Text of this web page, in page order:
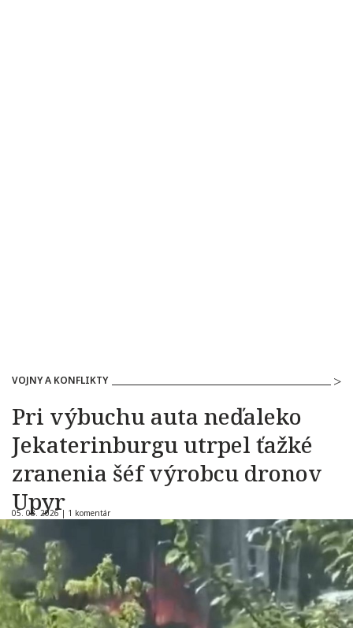
VOJNY A KONFLIKTY
Pri výbuchu auta neďaleko
Jekaterinburgu utrpel ťažké
zranenia šéf výrobcu dronov
Upyr
05. 08. 2026 | 1 komentár